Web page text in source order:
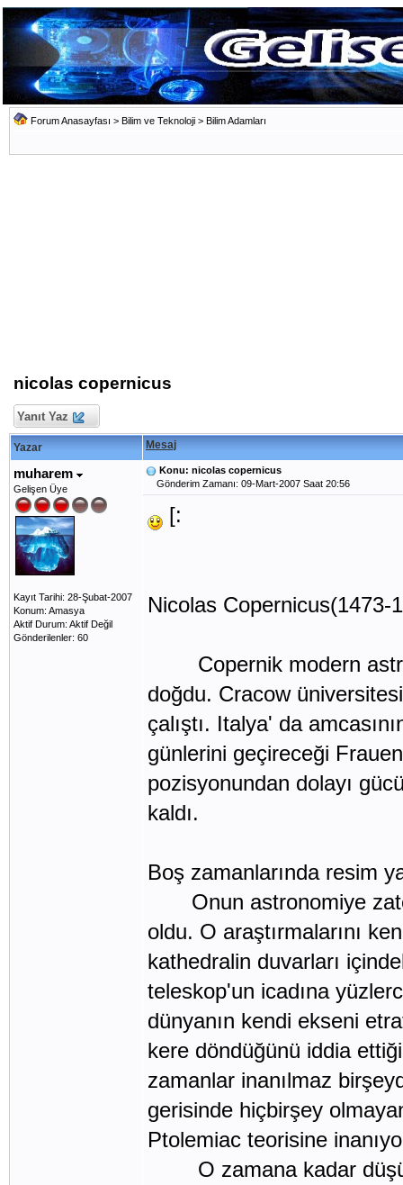
Forum Anasayfası > Bilim ve Teknoloji > Bilim Adamları
nicolas copernicus
Yanıt Yaz
Yazar Mesaj
muharem
Gelişen Üye
Kayıt Tarihi: 28-Şubat-2007
Konum: Amasya
Aktif Durum: Aktif Değil
Gönderilenler: 60
Konu: nicolas copernicus
Gönderim Zamanı: 09-Mart-2007 Saat 20:56
[:
Nicolas Copernicus(1473-
Copernik modern
doğdu. Cracow
çalıştı. Italya' da
günlerini geçireceği
pozisyonundan dolayı
kaldı.
Boş zamanlarında resim
Onun astronomiye
oldu. O araştırmalarını
kathedralin duvarları
teleskop'un icadına
dünyanın kendi ekseni
kere döndüğünü iddia
zamanlar inanılmaz
gerisinde hiçbirşey
Ptolemiac teorisine
O zamana kadar